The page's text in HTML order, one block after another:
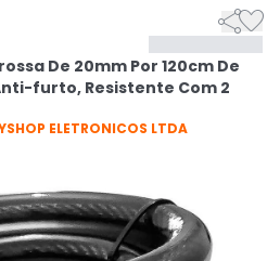
SE

De 20mm Por 120cm De
furto, Resistente Com 2
ELETRONICOS LTDA